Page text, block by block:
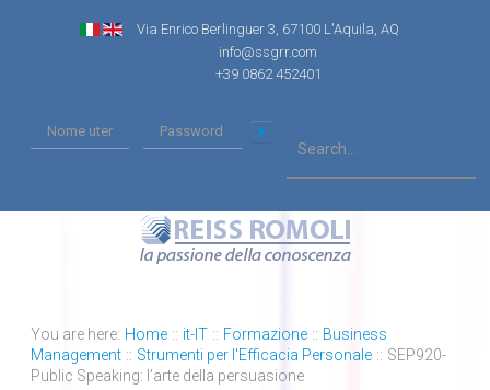
Via Enrico Berlinguer 3, 67100 L'Aquila, AQ
info@ssgrr.com
+39 0862 452401
You are here: Home :: it-IT :: Formazione :: Business
Management :: Strumenti per l'Efficacia Personale :: SEP920-
Public Speaking: l’arte della persuasione